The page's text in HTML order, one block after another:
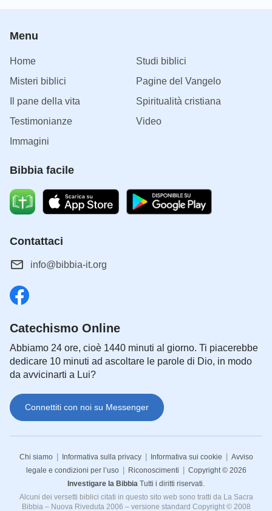
Menu
Home
Studi biblici
Misteri biblici
Pagine del Vangelo
Il pane della vita
Spiritualità cristiana
Testimonianze
Video
Immagini
Bibbia facile
Contattaci
info@bibbia-it.org
Catechismo Online
Abbiamo 24 ore, cioè 1440 minuti al giorno. Ti piacerebbe
dedicare 10 minuti ad ascoltare le parole di Dio, in modo
da avvicinarti a Lui?
Connettiti con noi su Messenger
Chi siamo | Informativa sulla privacy | Informativa sui cookie | Avviso
legale e condizioni per l’uso | Riconoscimenti | Copyright © 2026
Investigare la Bibbia Tutti i diritti riservati.
Alcuni dei versetti biblici citati in questo sito web sono tratti da La Sacra
Bibbia – Nuova Riveduta 2006 – versione standard Copyright © 2008